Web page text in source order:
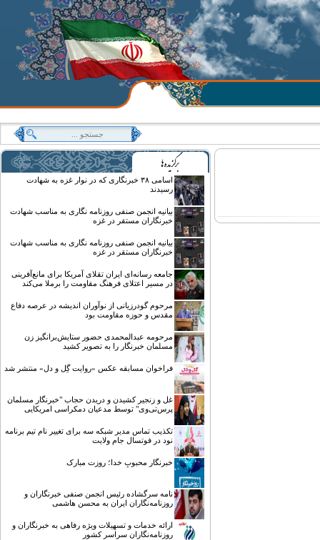
اسامی ۳۸ خبرنگاری که در نوار غزه به شهادت
رسیدند
بیانیه انجمن صنفی روزنامه نگاری به مناسب شهادت
خبرنگاران مستقر در غزه
بیانیه انجمن صنفی روزنامه نگاری به مناسب شهادت
خبرنگاران مستقر در غزه
جامعه رسانه‌ای ایران تقلای آمریکا برای مانع‌آفرینی
در مسیر اعتلای فرهنگ مقاومت را برملا می‌کند
مرحوم گودرزیانی از نوآوران اندیشه در عرصه دفاع
مقدس و حوزه مقاومت بود
مرحومه عبدالمحمدی حضور ستایش‌برانگیز زن
مسلمان خبرنگار را به تصویر کشید
فراخوان مسابقه عکس «روایت گِل و دل» منتشر شد
غل و زنجیر کشیدن و دریدن حجاب "خبرنگار مسلمان
پرس‌تی‌وی" توسط مدعیان دمکراسی امریکایی
تکذیب تماس مدیر شبکه سه برای تغییر نام تیم برنامه
نود در فوتسال جام ولایت
خبرنگار محبوبِ خدا؛ روزت مبارک
نامه سرگشاده رئیس انجمن صنفی خبرنگاران و
روزنامه‌نگاران ایران به محسن هاشمی
ارائه خدمات و تسهیلات ویژه رفاهی به خبرنگاران و
روزنامه‌نگاران سراسر کشور